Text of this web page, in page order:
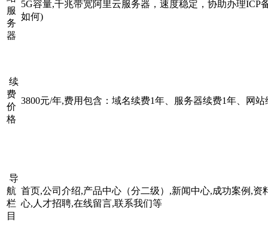
服
务
器
5G容量,千兆带宽阿里云服务器，速度稳定，协助办理ICP
如何)
续
费
价
格
3800元/年,费用包含：域名续费1年、服务器续费1年、网站
导
航
栏
目
首页,公司介绍,产品中心（分二级）,新闻中心,成功案例,资
心,人才招聘,在线留言,联系我们等